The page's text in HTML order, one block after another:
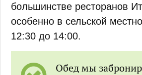
большинстве ресторанов
особенно в сельской
12:30 до 14:00.
Обед мы